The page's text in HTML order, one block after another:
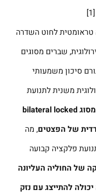
לחוט השדרה
שברים מסוגים
סיכון משמעותי
משנית לתנועת
bilateral locked
של הפצטים, מה
פלקציה קבועה
של החוליה העליונה
להתייצג עם נזק